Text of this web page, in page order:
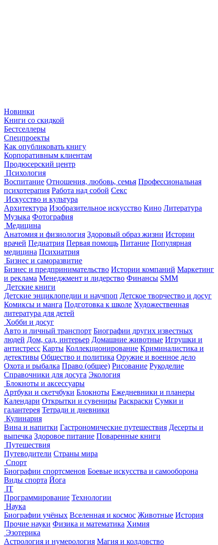
Новинки
Книги со скидкой
Бестселлеры
Спецпроекты
Как опубликовать книгу
Корпоративным клиентам
Продюсерский центр
Психология
Воспитание Отношения, любовь, семья Профессиональная
психотерапия Работа над собой Секс
Искусство и культура
Архитектура Изобразительное искусство Кино Литература
Музыка Фотография
Медицина
Анатомия и физиология Здоровый образ жизни Истории
врачей Педиатрия Первая помощь Питание Популярная
медицина Психиатрия
Бизнес и саморазвитие
Бизнес и предпринимательство Истории компаний Маркетинг
и реклама Менеджмент и лидерство Финансы SMM
Детские книги
Детские энциклопедии и научпоп Детское творчество и досуг
Комиксы и манга Подготовка к школе Художественная
литература для детей
Хобби и досуг
Авто и личный транспорт Биографии других известных
людей Дом, сад, интерьер Домашние животные Игрушки и
антистресс Карты Коллекционирование Криминалистика и
детективы Общество и политика Оружие и военное дело
Охота и рыбалка Право (общее) Рисование Рукоделие
Справочники для досуга Экология
Блокноты и аксессуары
Артбуки и скетчбуки Блокноты Ежедневники и планеры
Календари Открытки и сувениры Раскраски Сумки и
галантерея Тетради и дневники
Кулинария
Вина и напитки Гастрономические путешествия Десерты и
выпечка Здоровое питание Поваренные книги
Путешествия
Путеводители Страны мира
Спорт
Биографии спортсменов Боевые искусства и самооборона
Виды спорта Йога
IT
Программирование Технологии
Наука
Биографии учёных Вселенная и космос Животные История
Прочие науки Физика и математика Химия
Эзотерика
Астрология и нумерология Магия и колдовство